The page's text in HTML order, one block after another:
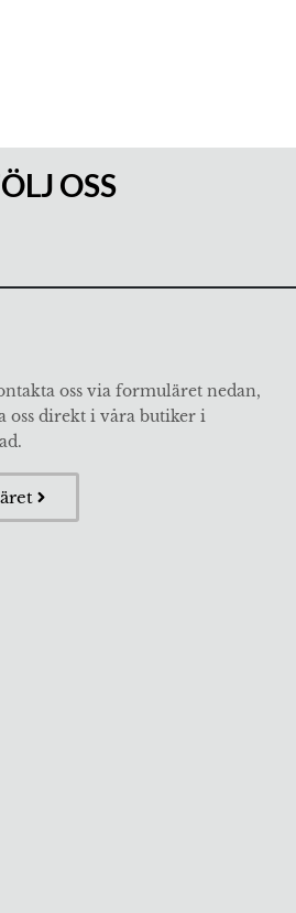
OSS
oss via formuläret nedan,
oss direkt i våra butiker i